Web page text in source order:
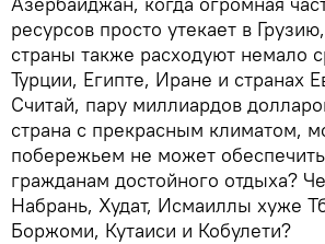
ресурсов просто утекает в
страны также расходуют немало
Турции, Египте, Иране и странах
Считай, пару миллиардов
страна с прекрасным климатом,
побережьем не может
гражданам достойного отдыха?
Набрань, Худат, Исмаиллы хуже
Боржоми, Кутаиси и Кобулети?